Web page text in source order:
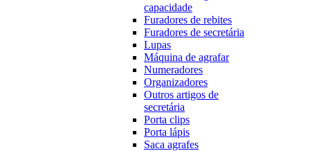
capacidade
Furadores de rebites
Furadores de secretária
Lupas
Máquina de agrafar
Numeradores
Organizadores
Outros artigos de
secretária
Porta clips
Porta lápis
Saca agrafes